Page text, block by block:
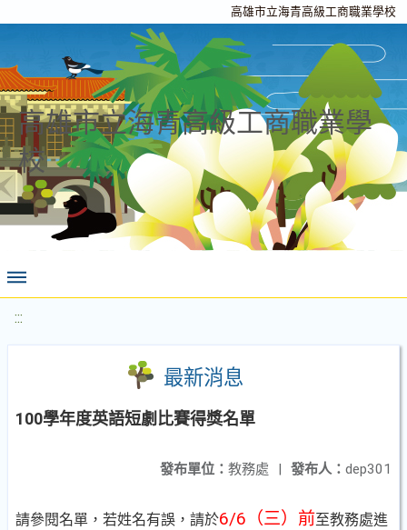
高雄市立海青高級工商職業學校
高雄市立海青高級工商職業學
校
:::
最新消息
100學年度英語短劇比賽得獎名單
發布人： dep301
發布單位： 教務處 |
請參閱名單，若姓名有誤，請於6/6（三）前至教務處進